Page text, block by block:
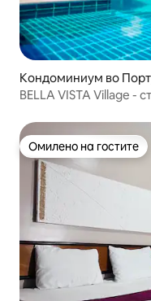
Кондоминиум во
BELLA VISTA Village -
Омилено на гостите
Омилено на гостите